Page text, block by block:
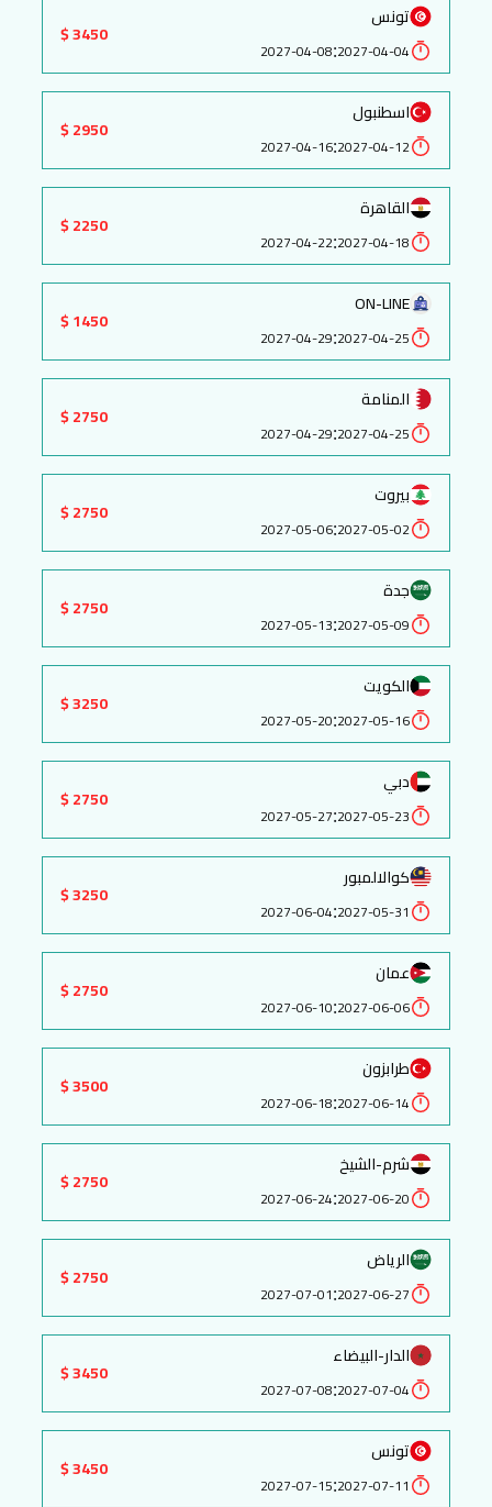
تونس
2027-04-04
:
2027-04-08
3450 $
اسطنبول
2027-04-12
:
2027-04-16
2950 $
القاهرة
2027-04-18
:
2027-04-22
2250 $
ON-LINE
2027-04-25
:
2027-04-29
1450 $
المنامة
2027-04-25
:
2027-04-29
2750 $
بيروت
2027-05-02
:
2027-05-06
2750 $
جدة
2027-05-09
:
2027-05-13
2750 $
الكويت
2027-05-16
:
2027-05-20
3250 $
دبي
2027-05-23
:
2027-05-27
2750 $
كوالالمبور
2027-05-31
:
2027-06-04
3250 $
عمان
2027-06-06
:
2027-06-10
2750 $
طرابزون
2027-06-14
:
2027-06-18
3500 $
شرم-الشيخ
2027-06-20
:
2027-06-24
2750 $
الرياض
2027-06-27
:
2027-07-01
2750 $
الدار-البيضاء
2027-07-04
:
2027-07-08
3450 $
تونس
2027-07-11
:
2027-07-15
3450 $